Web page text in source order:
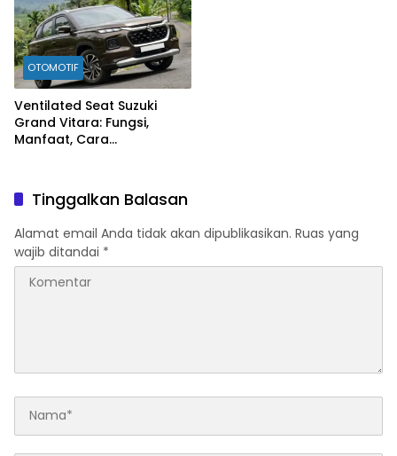
OTOMOTIF
Ventilated Seat Suzuki
Grand Vitara: Fungsi,
Manfaat, Cara
Tinggalkan Balasan
Alamat email Anda tidak akan dipublikasikan. Ruas yang
wajib ditandai *